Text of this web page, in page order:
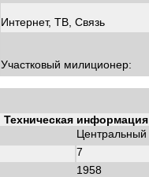
Интернет, ТВ, Связь
Участковый милиционер:
Техническая информация
Центральный
7
1958